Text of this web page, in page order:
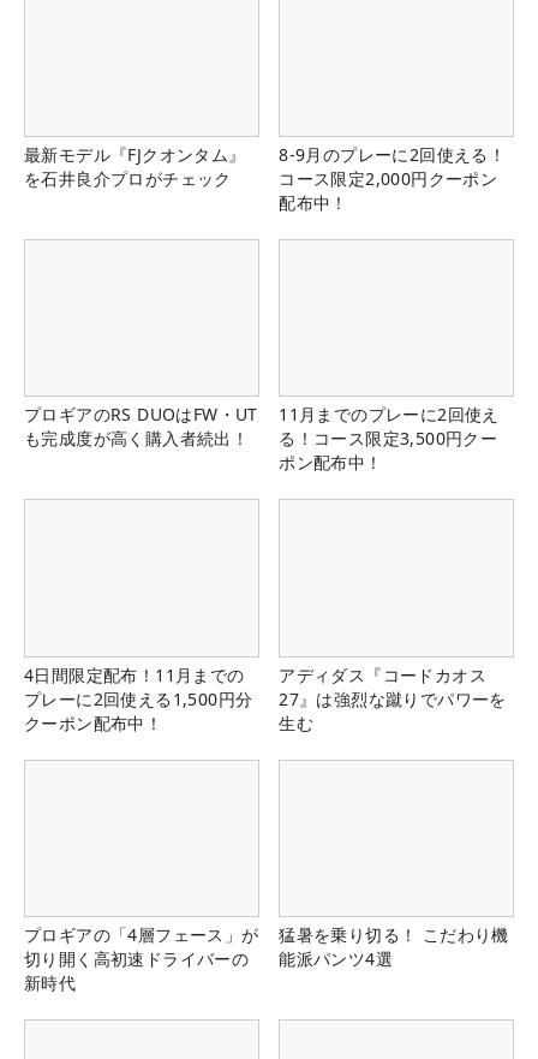
最新モデル『FJクオンタム』
を石井良介プロがチェック
8-9月のプレーに2回使える！
コース限定2,000円クーポン
配布中！
プロギアのRS DUOはFW・UT
も完成度が高く購入者続出！
11月までのプレーに2回使え
る！コース限定3,500円クー
ポン配布中！
4日間限定配布！11月までの
プレーに2回使える1,500円分
クーポン配布中！
アディダス『コードカオス
27』は強烈な蹴りでパワーを
生む
プロギアの「4層フェース」が
切り開く高初速ドライバーの
新時代
猛暑を乗り切る！ こだわり機
能派パンツ4選